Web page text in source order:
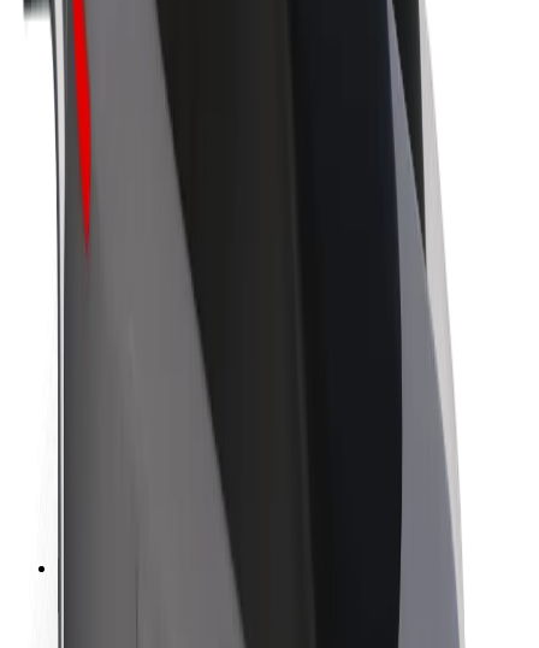
Karrierer
Bærekraft hos Bolt
Prosjekt Zero
Nyhetsrom
Retningslinjer for varemerke
Investorrelasjoner